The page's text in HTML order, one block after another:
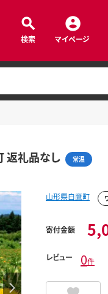
検索 マイページ
返礼品なし 常温
山形県白鷹町
寄付金額
レビュー 0件